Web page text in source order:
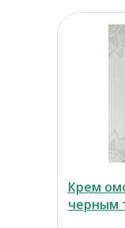
Крем
черным